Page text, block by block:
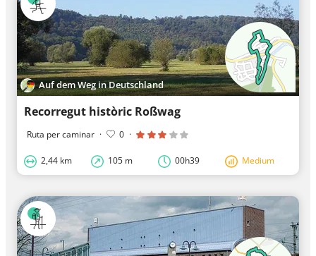
Auf dem Weg in Deutschland
Recorregut històric Roßwag
Ruta per caminar · 0 ·
2,44 km 105 m 00h39 Medium